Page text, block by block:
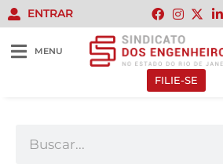
ENTRAR
MENU
FILIE-SE